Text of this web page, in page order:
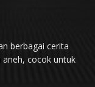
berbagai cerita
cocok untuk